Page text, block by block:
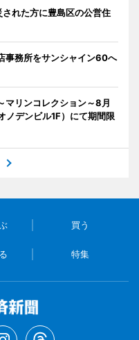
された方に豊島区の公営住
事務所をサンシャイン60へ
マリンコレクション～8月
ノデンビル1F）にて期間限
買う
特集